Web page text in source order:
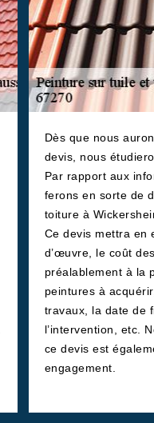
Dès que nous
devis, nous
Par rapport aux
ferons en sorte de
toiture à
Ce devis mettra en
d’œuvre, le coût
préalablement à la
peintures à
travaux, la date de
l’intervention, etc.
ce devis est
engagement.